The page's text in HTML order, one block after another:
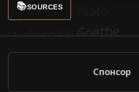
📚SOURCES
Спонсор